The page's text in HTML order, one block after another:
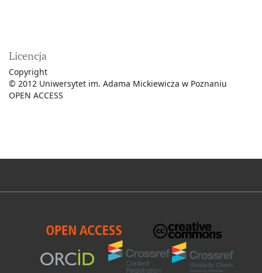
Licencja
Copyright
© 2012 Uniwersytet im. Adama Mickiewicza w Poznaniu
OPEN ACCESS